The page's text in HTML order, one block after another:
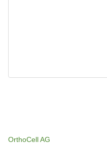
OrthoCell AG